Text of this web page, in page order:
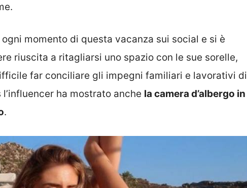
momento di questa vacanza sui social e si è
riuscita a ritagliarsi uno spazio con le sue sorelle,
far conciliare gli impegni familiari e lavorativi di
ha mostrato anche la camera d’albergo in
.